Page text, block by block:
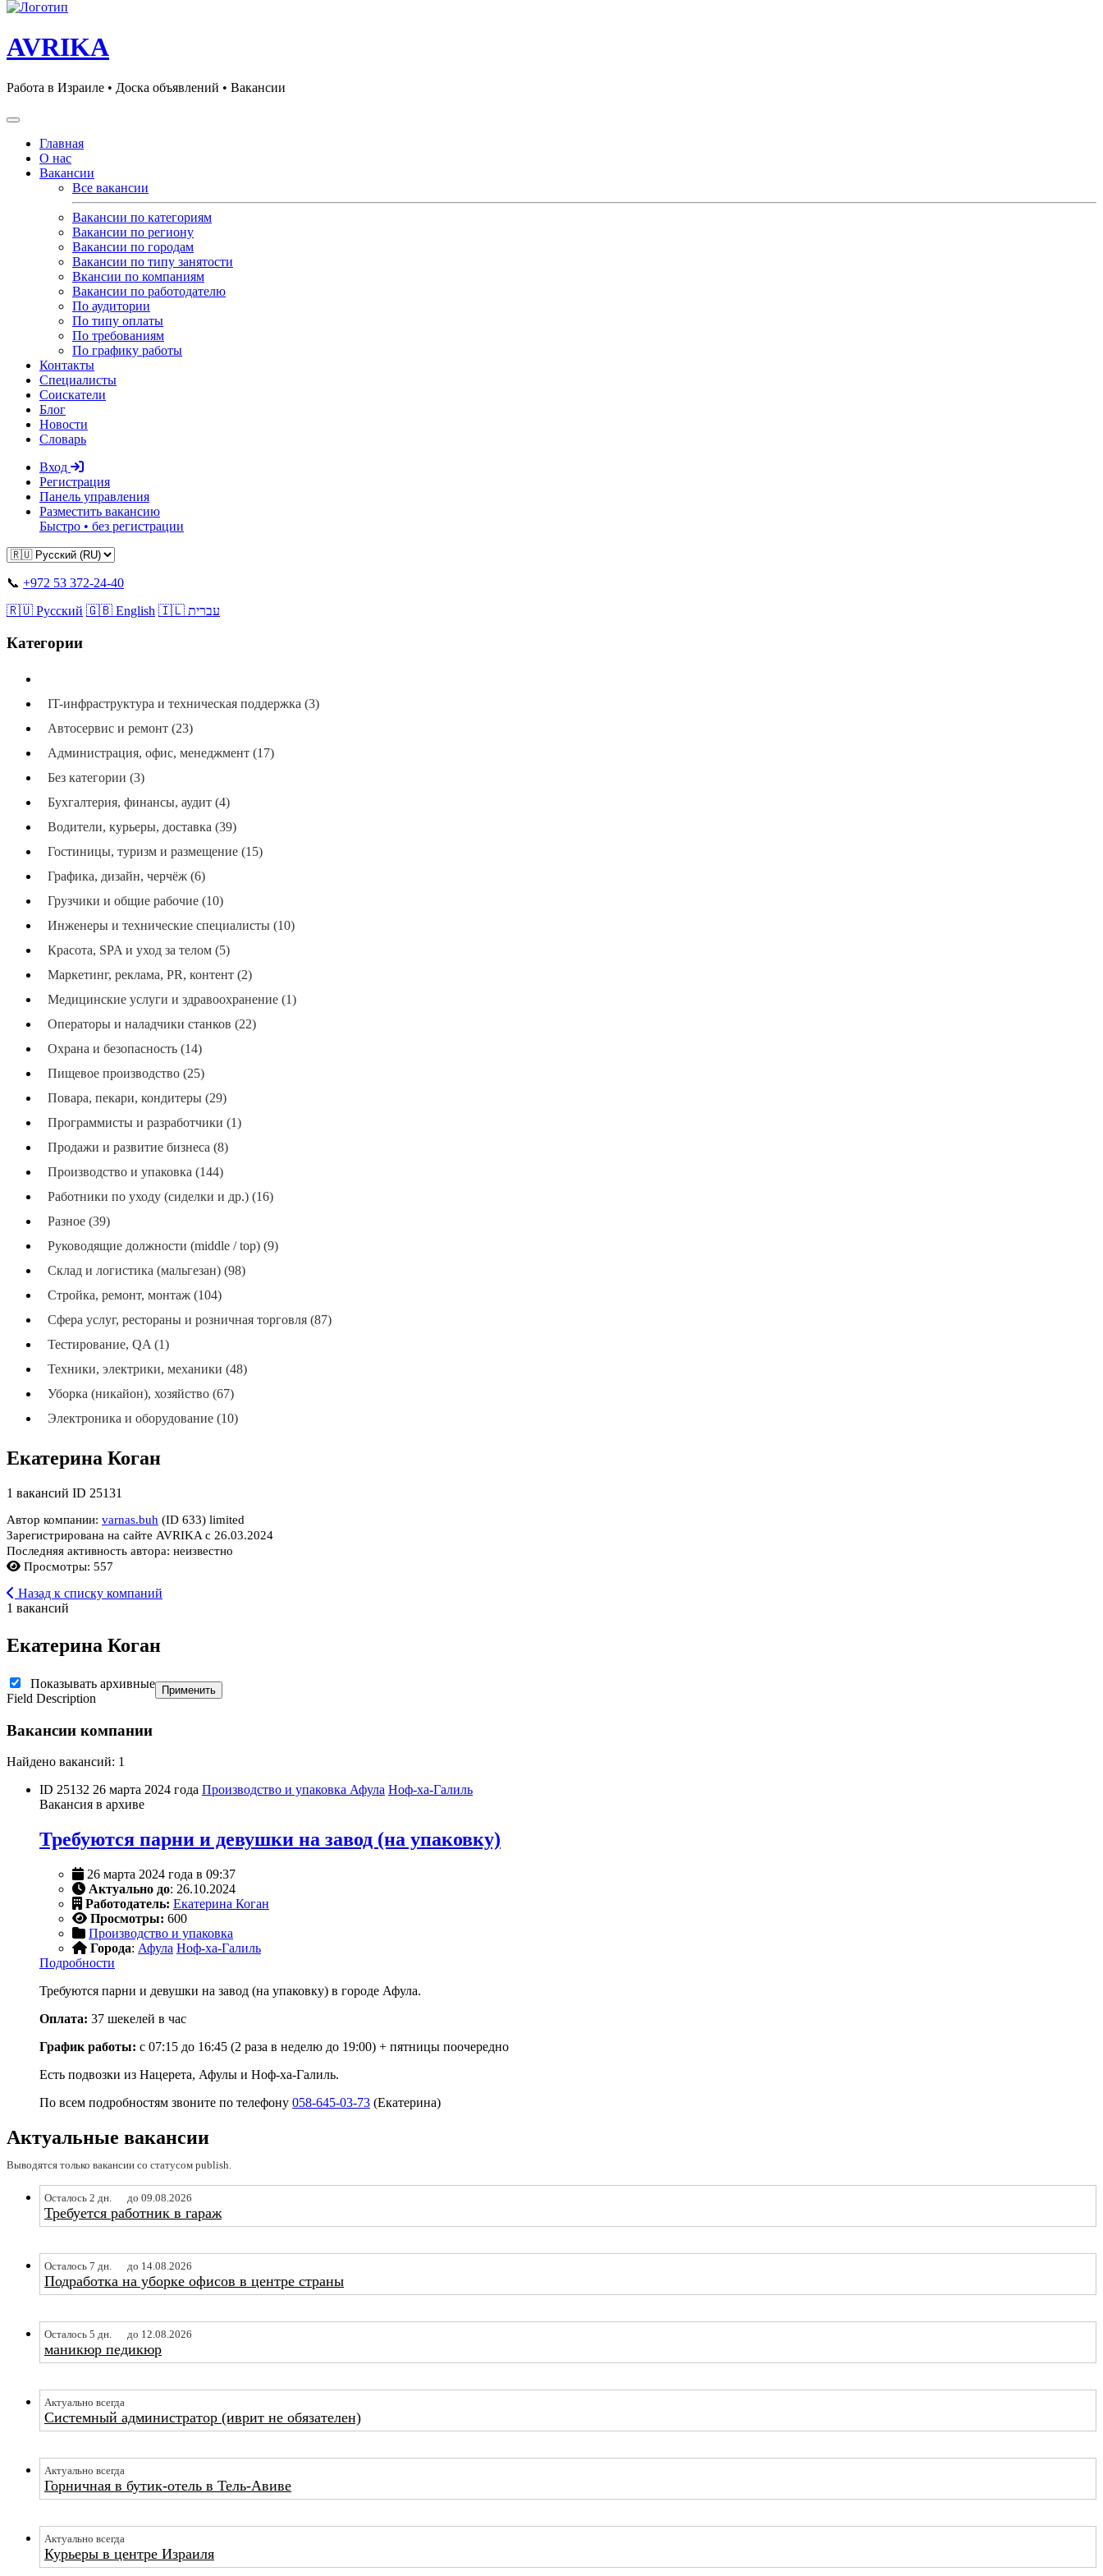
AVRIKA
Работа в Израиле • Доска объявлений • Вакансии
Главная
О нас
Вакансии
Все вакансии
Вакансии по категориям
Вакансии по региону
Вакансии по городам
Вакансии по типу занятости
Вкансии по компаниям
Вакансии по работодателю
По аудитории
По типу оплаты
По требованиям
По графику работы
Контакты
Специалисты
Соискатели
Блог
Новости
Словарь
Вход
Регистрация
Панель управления
Разместить вакансию
Быстро • без регистрации
📞 +972 53 372-24-40
🇷🇺 Русский 🇬🇧 English 🇮🇱 עברית
Категории
IT-инфраструктура и техническая поддержка (3)
Автосервис и ремонт (23)
Администрация, офис, менеджмент (17)
Без категории (3)
Бухгалтерия, финансы, аудит (4)
Водители, курьеры, доставка (39)
Гостиницы, туризм и размещение (15)
Графика, дизайн, черчёж (6)
Грузчики и общие рабочие (10)
Инженеры и технические специалисты (10)
Красота, SPA и уход за телом (5)
Маркетинг, реклама, PR, контент (2)
Медицинские услуги и здравоохранение (1)
Операторы и наладчики станков (22)
Охрана и безопасность (14)
Пищевое производство (25)
Повара, пекари, кондитеры (29)
Программисты и разработчики (1)
Продажи и развитие бизнеса (8)
Производство и упаковка (144)
Работники по уходу (сиделки и др.) (16)
Разное (39)
Руководящие должности (middle / top) (9)
Склад и логистика (мальгезан) (98)
Стройка, ремонт, монтаж (104)
Сфера услуг, рестораны и розничная торговля (87)
Тестирование, QA (1)
Техники, электрики, механики (48)
Уборка (никайон), хозяйство (67)
Электроника и оборудование (10)
Екатерина Коган
1 вакансий ID 25131
Автор компании: varnas.buh (ID 633) limited
Зарегистрирована на сайте AVRIKA с 26.03.2024
Последняя активность автора: неизвестно
Просмотры: 557
Назад к списку компаний
1 вакансий
Екатерина Коган
Показывать архивные
Field Description
Применить
Вакансии компании
Найдено вакансий: 1
ID 25132 26 марта 2024 года Производство и упаковка Афула Ноф-ха-Галиль
Вакансия в архиве
Требуются парни и девушки на завод (на упаковку)
26 марта 2024 года в 09:37
Актуально до: 26.10.2024
Работодатель: Екатерина Коган
Просмотры: 600
Производство и упаковка
Города: Афула Ноф-ха-Галиль
Подробности
Требуются парни и девушки на завод (на упаковку) в городе Афула.
Оплата: 37 шекелей в час
График работы: с 07:15 до 16:45 (2 раза в неделю до 19:00) + пятницы поочередно
Есть подвозки из Нацерета, Афулы и Ноф-ха-Галиль.
По всем подробностям звоните по телефону 058-645-03-73 (Екатерина)
Актуальные вакансии
Выводятся только вакансии со статусом publish.
Осталось 2 дн. до 09.08.2026
Требуется работник в гараж
Осталось 7 дн. до 14.08.2026
Подработка на уборке офисов в центре страны
Осталось 5 дн. до 12.08.2026
маникюр педикюр
Актуально всегда
Системный администратор (иврит не обязателен)
Актуально всегда
Горничная в бутик-отель в Тель-Авиве
Актуально всегда
Курьеры в центре Израиля